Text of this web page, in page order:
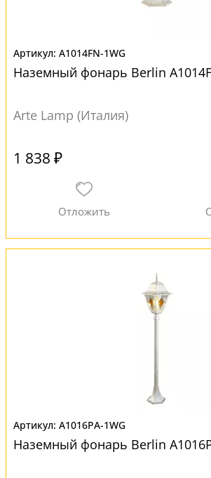
A1014FN-1WG
Наземный фонарь Berlin
Arte Lamp (Италия)
1 838 ₽
A1016PA-1WG
Наземный фонарь Berlin